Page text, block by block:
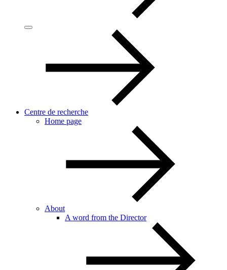
Centre de recherche
Home page
About
A word from the Director